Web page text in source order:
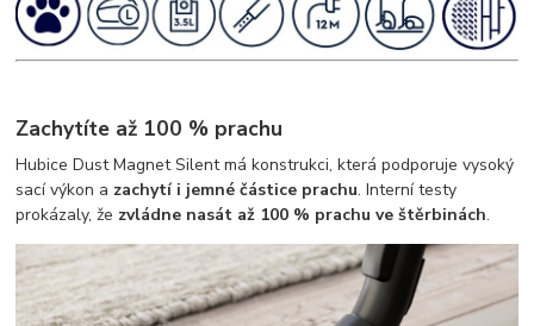
Zachytíte až 100 % prachu
Hubice Dust Magnet Silent má konstrukci, která podporuje vysoký
sací výkon a zachytí i jemné částice prachu. Interní testy
prokázaly, že zvládne nasát až 100 % prachu ve štěrbinách.